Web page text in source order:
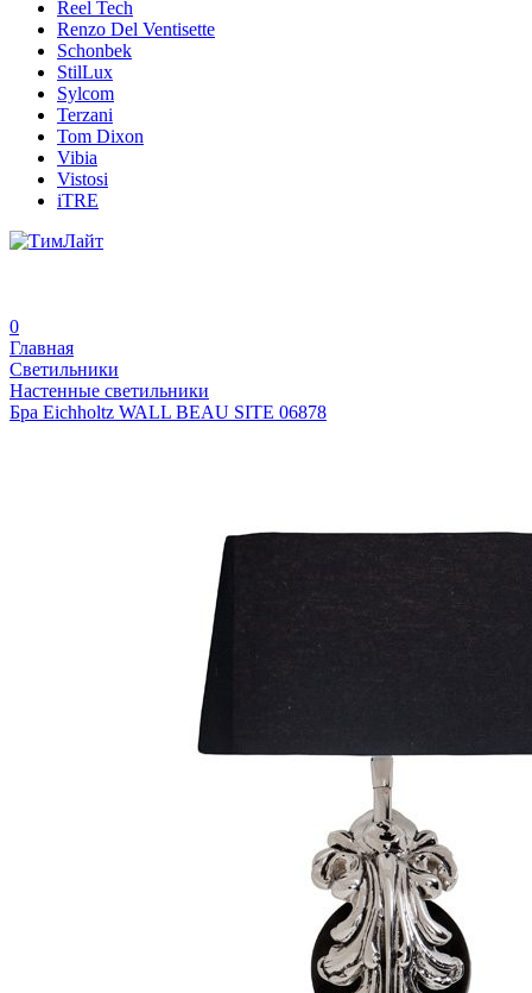
Reel Tech
Renzo Del Ventisette
Schonbek
StilLux
Sylcom
Terzani
Tom Dixon
Vibia
Vistosi
iTRE
0
Главная
Светильники
Настенные светильники
Бра Eichholtz WALL BEAU SITE 06878